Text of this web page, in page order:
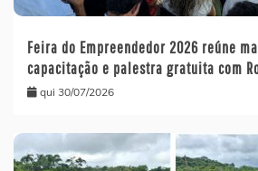
Feira do Empreendedor 2026 reúne
capacitação e palestra gratuita com
qui 30/07/2026